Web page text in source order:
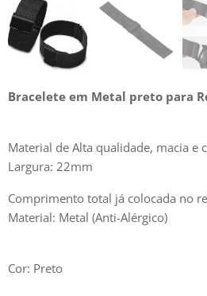
Bracelete em Metal preto para
Material de Alta qualidade, macia e
Largura: 22mm
Comprimento total já colocada no
Material: Metal (Anti-Alérgico)
Cor: Preto